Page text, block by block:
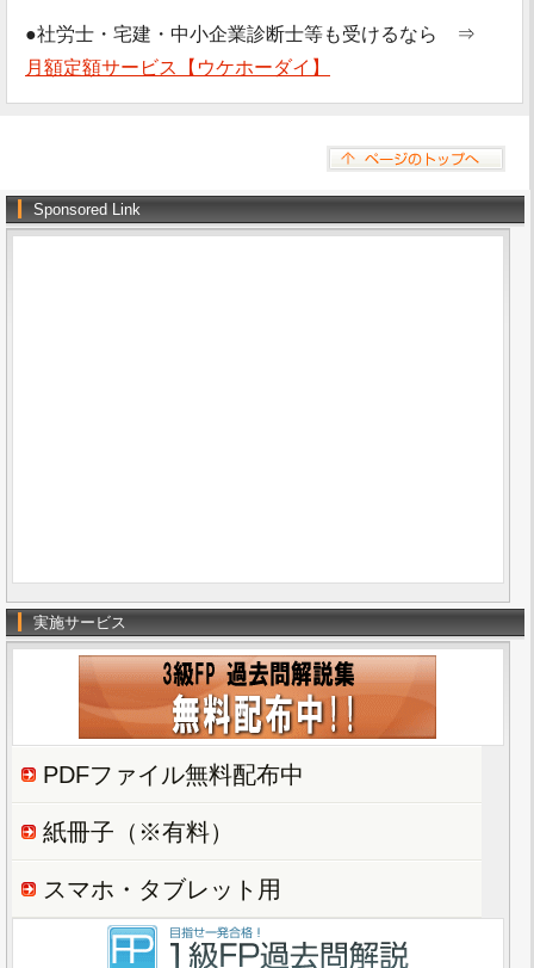
●社労士・宅建・中小企業診断士等も受けるなら ⇒
月額定額サービス【ウケホーダイ】
Sponsored Link
実施サービス
PDFファイル無料配布中
紙冊子（※有料）
スマホ・タブレット用